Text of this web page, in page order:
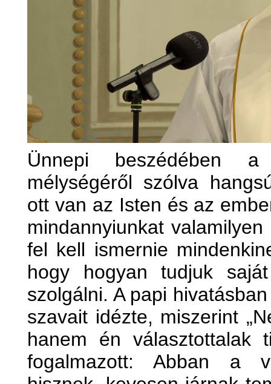
Ünnepi beszédében
mélységéről szólva
ott van az Isten és az
mindannyiunkat
fel kell ismernie
hogy hogyan tudjuk
szolgálni. A papi
szavait idézte, miszerint
hanem én választottalak
fogalmazott: Abban a